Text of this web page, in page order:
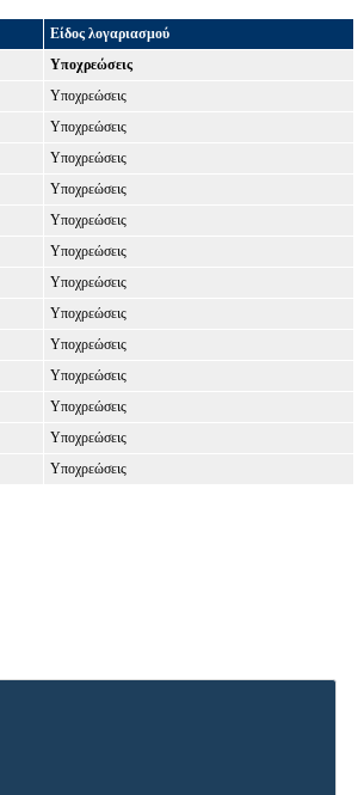
Είδος λογαριασμού
Υποχρεώσεις
Υποχρεώσεις
Υποχρεώσεις
Υποχρεώσεις
Υποχρεώσεις
Υποχρεώσεις
Υποχρεώσεις
Υποχρεώσεις
Υποχρεώσεις
Υποχρεώσεις
Υποχρεώσεις
Υποχρεώσεις
Υποχρεώσεις
Υποχρεώσεις